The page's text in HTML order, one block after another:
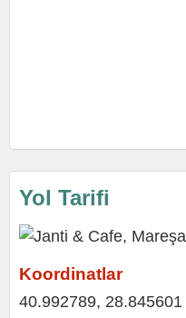
Yol Tarifi
Koordinatlar
40.992789, 28.845601